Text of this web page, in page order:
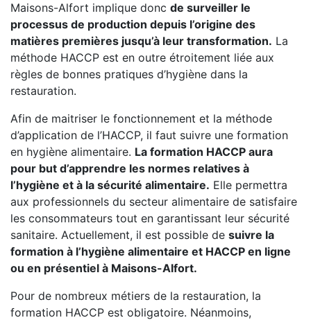
Maisons-Alfort implique donc de surveiller le
processus de production depuis l’origine des
matières premières jusqu’à leur transformation. La
méthode HACCP est en outre étroitement liée aux
règles de bonnes pratiques d’hygiène dans la
restauration.
Afin de maitriser le fonctionnement et la méthode
d’application de l’HACCP, il faut suivre une formation
en hygiène alimentaire. La formation HACCP aura
pour but d’apprendre les normes relatives à
l’hygiène et à la sécurité alimentaire. Elle permettra
aux professionnels du secteur alimentaire de satisfaire
les consommateurs tout en garantissant leur sécurité
sanitaire. Actuellement, il est possible de suivre la
formation à l’hygiène alimentaire et HACCP en ligne
ou en présentiel à Maisons-Alfort.
Pour de nombreux métiers de la restauration, la
formation HACCP est obligatoire. Néanmoins,